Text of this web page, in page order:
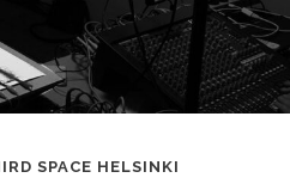
SPACE HELSINKI